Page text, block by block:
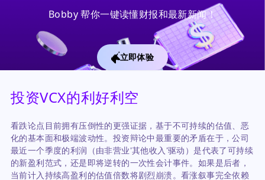
Bobby 帮你一键读懂财报和最新新闻！
立即体验
投资VCX的利好利空
看跌论点目前拥有压倒性的更强证据，基于不可持续的估值、恶
化的基本面和极端波动性。投资辩论中最重要的矛盾在于，公司
最近一个季度的利润（由非营业'其他收入'驱动）是代表了可持续
的新盈利范式，还是即将逆转的一次性会计事件。如果是后者，
当前计入持续高盈利的估值倍数将剧烈崩溃。看涨叙事完全依赖